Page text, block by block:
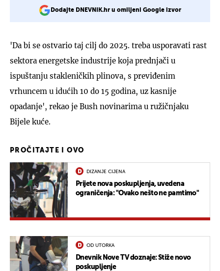
Dodajte DNEVNIK.hr u omiljeni Google izvor
'Da bi se ostvario taj cilj do 2025. treba usporavati rast
sektora energetske industrije koja prednjači u
ispuštanju stakleničkih plinova, s previđenim
vrhuncem u idućih 10 do 15 godina, uz kasnije
opadanje', rekao je Bush novinarima u ružičnjaku
Bijele kuće.
PROČITAJTE I OVO
DIZANJE CIJENA
Prijete nova poskupljenja, uvedena
ograničenja: "Ovako nešto ne pamtimo"
OD UTORKA
Dnevnik Nove TV doznaje: Stiže novo
poskupljenje